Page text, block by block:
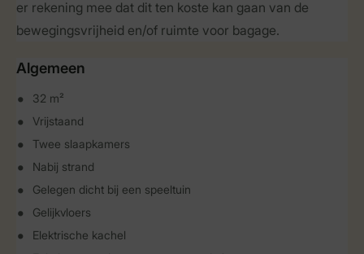
er rekening mee dat dit ten koste kan gaan van de
bewegingsvrijheid en/of ruimte voor bagage.
Algemeen
32 m²
Vrijstaand
Twee slaapkamers
Nabij strand
Gelegen dicht bij een speeltuin
Gelijkvloers
Elektrische kachel